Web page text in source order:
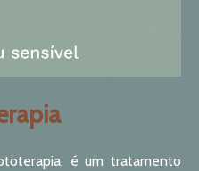
é um tratamento